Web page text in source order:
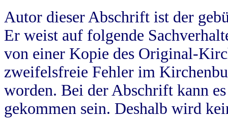
Autor dieser Abschrift ist der
Er weist auf folgende
von einer Kopie des Original-
zweifelsfreie Fehler im
worden. Bei der Abschrift kann
gekommen sein. Deshalb wird